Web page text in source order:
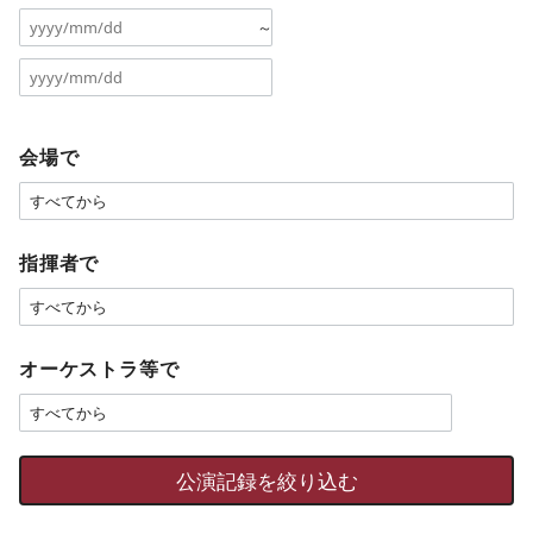
～
会場で
指揮者で
オーケストラ等で